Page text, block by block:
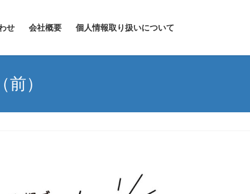
せ 会社概要 個人情報取り扱いについて
）